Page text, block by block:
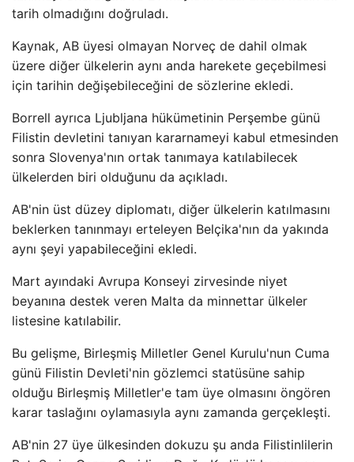
tarih olmadığını doğruladı.
Kaynak, AB üyesi olmayan Norveç de dahil olmak
üzere diğer ülkelerin aynı anda harekete geçebilmesi
için tarihin değişebileceğini de sözlerine ekledi.
Borrell ayrıca Ljubljana hükümetinin Perşembe günü
Filistin devletini tanıyan kararnameyi kabul etmesinden
sonra Slovenya'nın ortak tanımaya katılabilecek
ülkelerden biri olduğunu da açıkladı.
AB'nin üst düzey diplomatı, diğer ülkelerin katılmasını
beklerken tanınmayı erteleyen Belçika'nın da yakında
aynı şeyi yapabileceğini ekledi.
Mart ayındaki Avrupa Konseyi zirvesinde niyet
beyanına destek veren Malta da minnettar ülkeler
listesine katılabilir.
Bu gelişme, Birleşmiş Milletler Genel Kurulu'nun Cuma
günü Filistin Devleti'nin gözlemci statüsüne sahip
olduğu Birleşmiş Milletler'e tam üye olmasını öngören
karar taslağını oylamasıyla aynı zamanda gerçekleşti.
AB'nin 27 üye ülkesinden dokuzu şu anda Filistinlilerin